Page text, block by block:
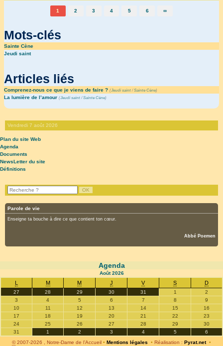
1 2 3 4 5 6 ∞
Mots-clés
Sainte Cène
Jeudi saint
Articles liés
Comprenez-nous ce que je viens de faire ? (Jeudi saint/Sainte Cène)
La lumière de l’amour (Jeudi saint/Sainte Cène)
Vendredi 7 août 2026
Plan du site Web
Agenda
Documents
NewsLetter du site
Définitions
Parole de vie
Enseigne ta bouche à dire ce que contient ton cœur.
Abbé Poemen
Agenda
Août2026
L M M J V S D
27 28 29 30 31 1
2
3
4 5 6 7 8
9
10
11 12 13 14 15
16
17
18 19 20 21 22
23
24
25 26 27 28 29
30
31
1 2 3 4 5
6
©2007-2026 , Notre-Dame de l’Accueil • Mentions légales • Réalisation : Pyrat.net •